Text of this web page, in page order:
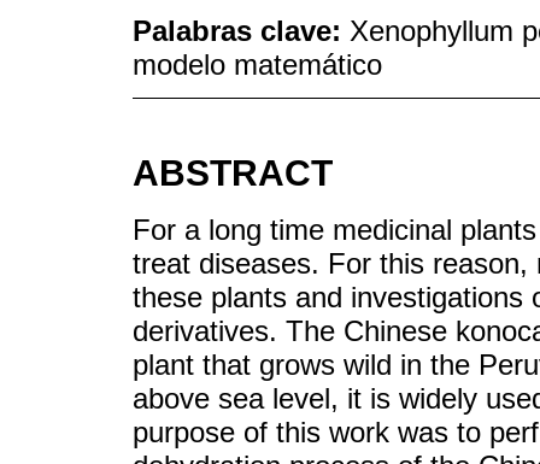
Palabras clave: Xenophyllum
modelo matemático
ABSTRACT
For a long time medicinal
treat diseases. For this
these plants and investigations
derivatives. The Chinese
plant that grows wild in the
above sea level, it is widely
purpose of this work was to